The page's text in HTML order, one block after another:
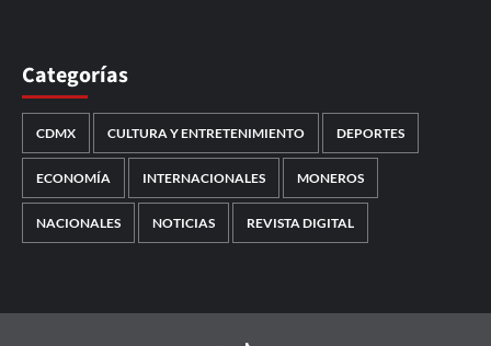
Categorías
CDMX CULTURA Y ENTRETENIMIENTO DEPORTES
ECONOMÍA INTERNACIONALES MONEROS
NACIONALES NOTICIAS REVISTA DIGITAL